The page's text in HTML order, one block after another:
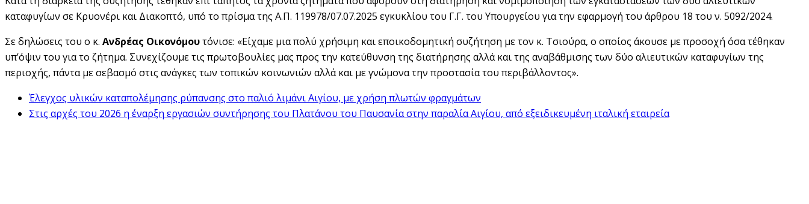
καταφυγίων σε Κρυονέρι και Διακοπτό, υπό το πρίσμα της Α.Π. 119978/07.07.2025 εγκυκλίου του Γ.Γ. του Υπουργείου για την εφαρμογή του άρθρου 18 του ν. 5092/2024.
Σε δηλώσεις του ο κ. Ανδρέας Οικονόμουτόνισε: «Είχαμε μια πολύ χρήσιμη και εποικοδομητική συζήτηση με τον κ. Τσιούρα, ο οποίος άκουσε με προσοχή όσα τέθηκαν
υπ’όψιν του για το ζήτημα. Συνεχίζουμε τις πρωτοβουλίες μας προς την κατεύθυνση της διατήρησης αλλά και της αναβάθμισης των δύο αλιευτικών καταφυγίων της
περιοχής, πάντα με σεβασμό στις ανάγκες των τοπικών κοινωνιών αλλά και με γνώμονα την προστασία του περιβάλλοντος».
Έλεγχος υλικών καταπολέμησης ρύπανσης στο παλιό λιμάνι Αιγίου, με χρήση πλωτών φραγμάτων
Στις αρχές του 2026 η έναρξη εργασιών συντήρησης του Πλατάνου του Παυσανία στην παραλία Αιγίου, από εξειδικευμένη ιταλική εταιρεία